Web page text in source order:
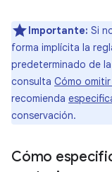
Importante: Si
forma implícita la
predeterminado de
consulta Cómo
recomienda
conservación.
Cómo